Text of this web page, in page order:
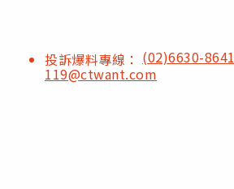
投訴爆料專線： (02)6630-8641
119@ctwant.com